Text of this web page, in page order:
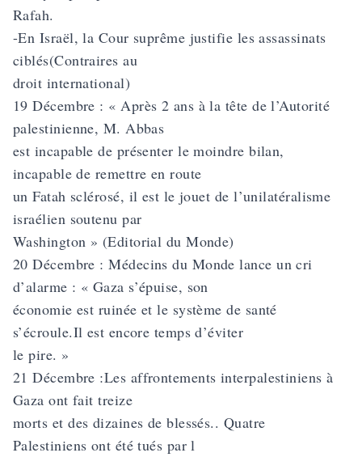
Rafah.
-En Israël, la Cour suprême justifie les assassinats
ciblés(Contraires au
droit international)
19 Décembre : « Après 2 ans à la tête de l’Autorité
palestinienne, M. Abbas
est incapable de présenter le moindre bilan,
incapable de remettre en route
un Fatah sclérosé, il est le jouet de l’unilatéralisme
israélien soutenu par
Washington » (Editorial du Monde)
20 Décembre : Médecins du Monde lance un cri
d’alarme : « Gaza s’épuise, son
économie est ruinée et le système de santé
s’écroule.Il est encore temps d’éviter
le pire. »
21 Décembre :Les affrontements interpalestiniens à
Gaza ont fait treize
morts et des dizaines de blessés.. Quatre
Palestiniens ont été tués par l